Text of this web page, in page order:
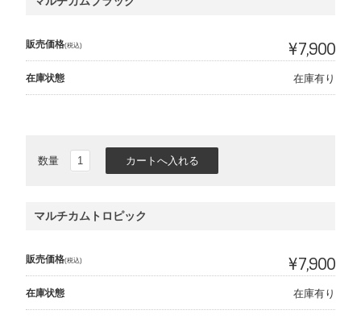
販売価格(税込) ¥7,900
在庫状態 在庫有り
数量
マルチカムトロピック
販売価格(税込) ¥7,900
在庫状態 在庫有り